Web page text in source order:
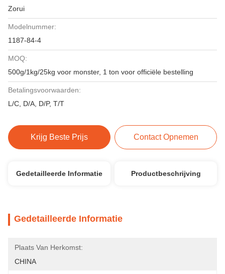
Zorui
Modelnummer:
1187-84-4
MOQ:
500g/1kg/25kg voor monster, 1 ton voor officiële bestelling
Betalingsvoorwaarden:
L/C, D/A, D/P, T/T
Krijg Beste Prijs Contact Opnemen
Gedetailleerde Informatie Productbeschrijving
Gedetailleerde Informatie
Plaats Van Herkomst:
CHINA